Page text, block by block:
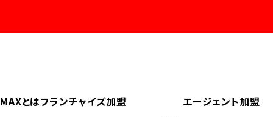
とはフランチャイズ加盟 エージェント加盟